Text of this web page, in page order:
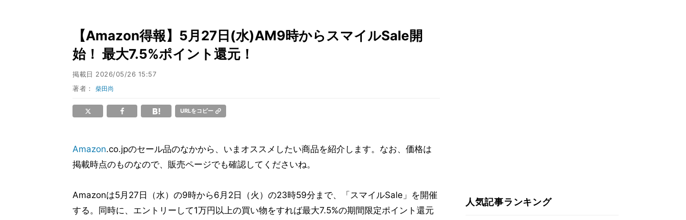
【Amazon得報】5月27日(水)AM9時からスマイルSale開
始！ 最大7.5%ポイント還元！
掲載日 2026/05/26 15:57
著者：柴田尚
URLをコピー
Amazon.co.jpのセール品のなかから、いまオススメしたい商品を紹介します。なお、価格は
掲載時点のものなので、販売ページでも確認してくださいね。
Amazonは5月27日（水）の9時から6月2日（火）の23時59分まで、「スマイルSale」を開催
する。同時に、エントリーして1万円以上の買い物をすれば最大7.5%の期間限定ポイント還元
人気記事ランキング